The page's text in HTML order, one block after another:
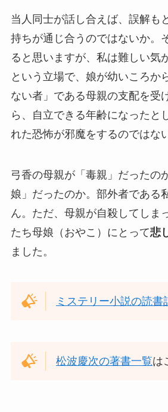
当人同士が話し合えば、誤解も
持ちが通じ合うのではないか。
ると思いますが、私は難しい気
という立場で、娘が幼いころか
ない者」である母親の支配を受
ら、自立できる年齢になったと
れた恐怖が邪魔をするのではな
弓香の母親が「毒親」だったの
娘」だったのか。部外者である
ん。ただ、母親が自殺してしま
たち母娘（おやこ）にとって悲
ました。
ミステリー小説の読書
松波慶次の著書一覧は